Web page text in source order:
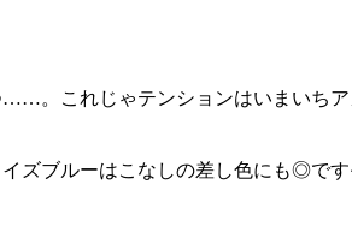
。これじゃテンションはいまいち
ズブルーはこなしの差し色にも◎で